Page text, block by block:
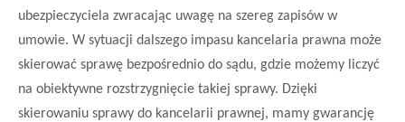
ubezpieczyciela zwracając uwagę na szereg zapisów w
umowie. W sytuacji dalszego impasu kancelaria prawna może
skierować sprawę bezpośrednio do sądu, gdzie możemy liczyć
na obiektywne rozstrzygnięcie takiej sprawy. Dzięki
skierowaniu sprawy do kancelarii prawnej, mamy gwarancję